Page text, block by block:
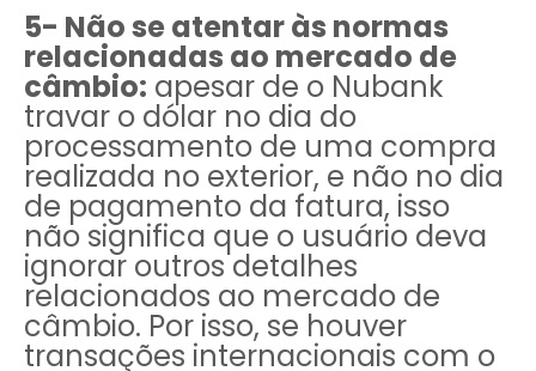
5- Não se atentar às normas
relacionadas ao mercado de
câmbio: apesar de o Nubank
travar o dólar no dia do
processamento de uma compra
realizada no exterior, e não no dia
de pagamento da fatura, isso
não significa que o usuário deva
ignorar outros detalhes
relacionados ao mercado de
câmbio. Por isso, se houver
transações internacionais com o